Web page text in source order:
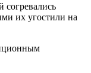
согревались
их угостили на